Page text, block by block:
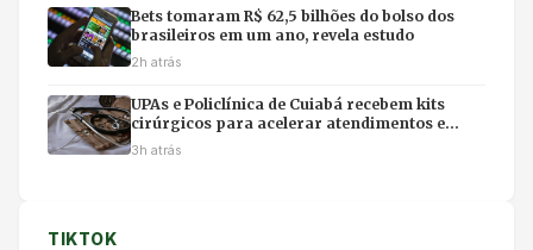
Bets tomaram R$ 62,5 bilhões do bolso dos
brasileiros em um ano, revela estudo
2h atrás
UPAs e Policlínica de Cuiabá recebem kits
cirúrgicos para acelerar atendimentos e
evitar filas em hospitais
3h atrás
TIKTOK